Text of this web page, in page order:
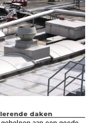
daken